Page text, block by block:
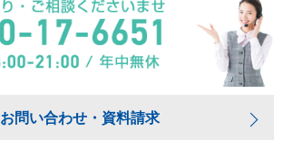
お問い合わせ・資料請求